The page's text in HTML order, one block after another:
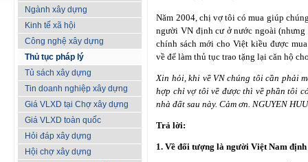
Ngành xây dựng
Kinh tế xã hội
Công nghệ xây dựng
Thủ tục pháp lý
Tủ sách xây dựng
Tin doanh nghiệp xây dựng
Giá VLXD tại Chợ xây dựng
Giá VLXD toàn quốc
Hỏi đáp xây dựng
Hội chợ xây dựng
Năm 2004, chị vợ tôi có mua giúp
người VN định cư ở nước ngoài
chính sách mới cho Việt kiều được
về để làm thủ tục trao tặng lại căn hộ
Xin hỏi, khi về VN chúng tôi cần phải
hợp chỉ vợ tôi về được thì về phần tôi
nhà đất sau này. Cảm ơn.NGUYEN
Trả lời:
1. Về đối tượng là người Việt Nam